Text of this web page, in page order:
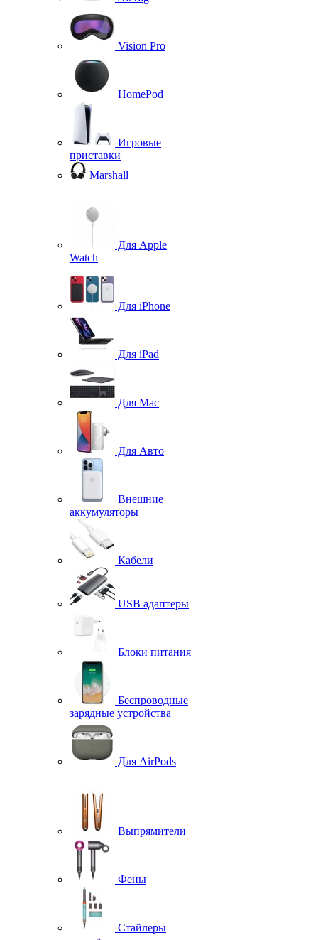
Vision Pro
HomePod
Игровые
приставки
Marshall
Для Apple
Watch
Для iPhone
Для iPad
Для Mac
Для Авто
Внешние
аккумуляторы
Кабели
USB адаптеры
Блоки питания
Беспроводные
зарядные устройства
Для AirPods
Выпрямители
Фены
Стайлеры